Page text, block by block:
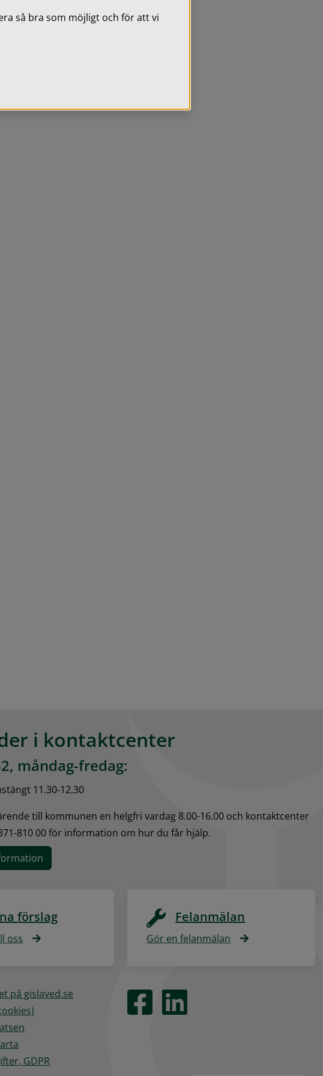
i kontaktcenter
måndag-fredag:
11.30-12.30
till kommunen en helgfri vardag 8.00-16.00 och kontaktcenter
810 00 för information om hur du får hjälp.
förslag
oss
Felanmälan
Gör en felanmälan
på gislaved.se
GDPR
så bra som möjligt och för att vi